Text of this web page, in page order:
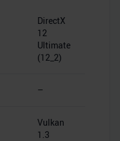
DirectX
12
Ultimate
(12_2)
–
Vulkan
1.3